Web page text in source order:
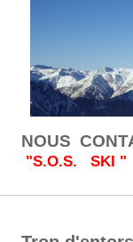
NOUS
"S.O.S. SKI "